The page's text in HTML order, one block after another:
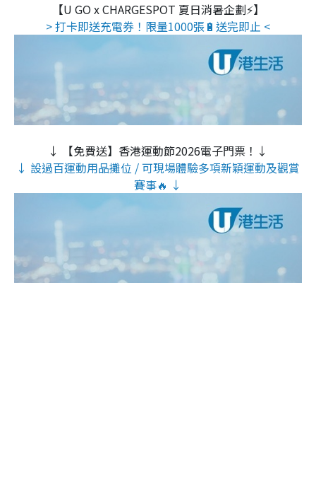
【U GO x CHARGESPOT 夏日消暑企劃⚡】
> 打卡即送充電券！限量1000張🔋送完即止 <
↓ 【免費送】香港運動節2026電子門票！↓
↓ 設過百運動用品攤位 / 可現場體驗多項新穎運動及觀賞
賽事🔥 ↓